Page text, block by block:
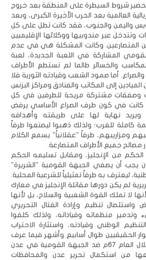
شروط السيطرة على المنطقة بعد خروج
العالمية بعد الحرب الأخيرة الكبرى، وبعد
واليمن والجنوب، فقد كانت تطل على كل
وتتدخل عبر مندوبيها ووكلائها الإقليميين
المتصارعين. وكانت المشكلة هي في عدم
المشاركة في اللعبة الجديدة، لعبة
والخسائر طالما لم تستطع الأطراف
والصراع. أما صمود الشعب وقيادته الثورية فلا
إلى المكاتب والفنادق ومراكز البزنس
وصفقات مشتركة مريحة للطرفين في كل
كانت في كون طرف الصراع الأساسي يرفض
ويريد نهاية لها على طريقته وأهدافه
كاملة للغرب؛ ولذلك ذهبوا ليصنعوا طرفاً
ومزاريبهم، طرفاً "عقلانياً" يسمع الكلام
مصالح جميع الأطراف المتصارعة.
من الإنجليز، ومقابل تسليمه الحكم
يجب أن يصفي الجبهة القومية "الشريرة"
ليعترف به طرفاً تمثيلياً للشرعية المحلية.
لم يكن دورها مقاتلة الإنجليز في معارك
لا تملك القوة الشعبية والسلاح، بل لأنها
تنظيم وإرادة القتال التحريري
منظماته وقياداته، ولذلك كلفوا
الوطني وقيادته، واستثارة الاحتراب
الحقيقيين طوال أسابيع وأشهر فيما عرف
بـ"الحربين الأهليتين" خلال العام 67م ضد الجبهة القومية في عدن
من استكمال تحرير عدن والمحافظات